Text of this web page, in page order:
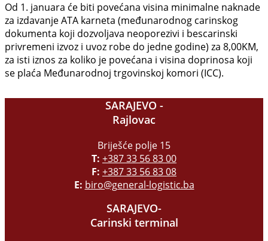
Od 1. januara će biti povećana visina minimalne naknade
za izdavanje ATA karneta (međunarodnog carinskog
dokumenta koji dozvoljava neoporezivi i bescarinski
privremeni izvoz i uvoz robe do jedne godine) za 8,00KM,
za isti iznos za koliko je povećana i visina doprinosa koji
se plaća Međunarodnoj trgovinskoj komori (ICC).
SARAJEVO -
Rajlovac
Briješće polje 15
T: +387 33 56 83 00
F: +387 33 56 83 08
E: biro@general-logistic.ba
SARAJEVO-
Carinski terminal